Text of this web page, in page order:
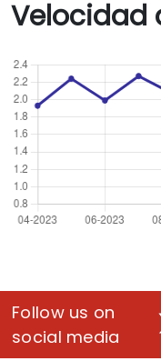
Velocidad
Follow us on
social media